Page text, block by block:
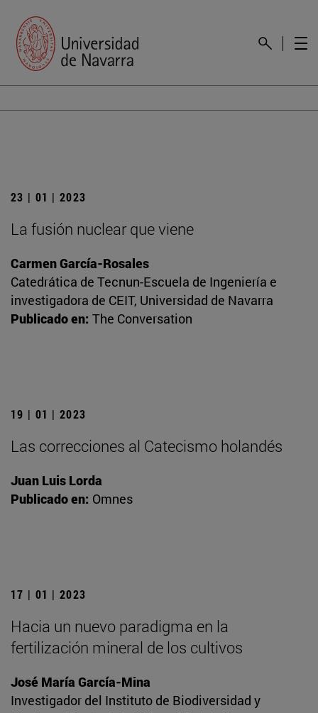
23 | 01 | 2023
La fusión nuclear que viene
Carmen García-Rosales
Catedrática de Tecnun-Escuela de Ingeniería e
investigadora de CEIT, Universidad de Navarra
Publicado en: The Conversation
19 | 01 | 2023
Las correcciones al Catecismo holandés
Juan Luis Lorda
Publicado en: Omnes
17 | 01 | 2023
Hacia un nuevo paradigma en la
fertilización mineral de los cultivos
José María García-Mina
Investigador del Instituto de Biodiversidad y